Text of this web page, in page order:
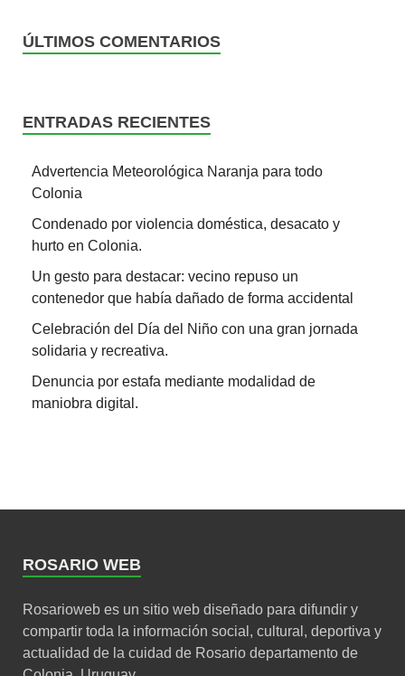
ÚLTIMOS COMENTARIOS
ENTRADAS RECIENTES
Advertencia Meteorológica Naranja para todo
Colonia
Condenado por violencia doméstica, desacato y
hurto en Colonia.
Un gesto para destacar: vecino repuso un
contenedor que había dañado de forma accidental
Celebración del Día del Niño con una gran jornada
solidaria y recreativa.
Denuncia por estafa mediante modalidad de
maniobra digital.
ROSARIO WEB
Rosarioweb es un sitio web diseñado para difundir y
compartir toda la información social, cultural, deportiva y
actualidad de la cuidad de Rosario departamento de